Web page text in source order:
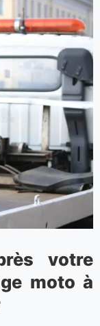
votre
moto à